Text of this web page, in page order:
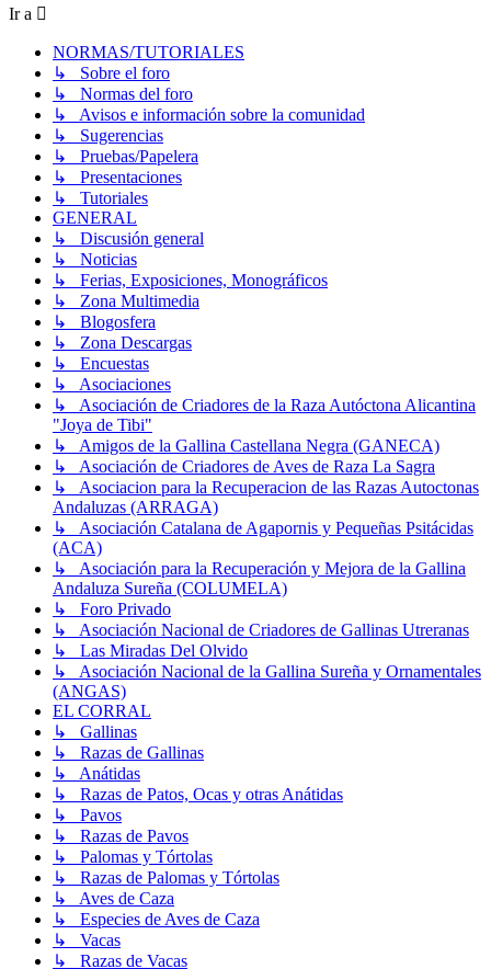
Ir a
NORMAS/TUTORIALES
↳ Sobre el foro
↳ Normas del foro
↳ Avisos e información sobre la comunidad
↳ Sugerencias
↳ Pruebas/Papelera
↳ Presentaciones
↳ Tutoriales
GENERAL
↳ Discusión general
↳ Noticias
↳ Ferias, Exposiciones, Monográficos
↳ Zona Multimedia
↳ Blogosfera
↳ Zona Descargas
↳ Encuestas
↳ Asociaciones
↳ Asociación de Criadores de la Raza Autóctona Alicantina
"Joya de Tibi"
↳ Amigos de la Gallina Castellana Negra (GANECA)
↳ Asociación de Criadores de Aves de Raza La Sagra
↳ Asociacion para la Recuperacion de las Razas Autoctonas
Andaluzas (ARRAGA)
↳ Asociación Catalana de Agapornis y Pequeñas Psitácidas
(ACA)
↳ Asociación para la Recuperación y Mejora de la Gallina
Andaluza Sureña (COLUMELA)
↳ Foro Privado
↳ Asociación Nacional de Criadores de Gallinas Utreranas
↳ Las Miradas Del Olvido
↳ Asociación Nacional de la Gallina Sureña y Ornamentales
(ANGAS)
EL CORRAL
↳ Gallinas
↳ Razas de Gallinas
↳ Anátidas
↳ Razas de Patos, Ocas y otras Anátidas
↳ Pavos
↳ Razas de Pavos
↳ Palomas y Tórtolas
↳ Razas de Palomas y Tórtolas
↳ Aves de Caza
↳ Especies de Aves de Caza
↳ Vacas
↳ Razas de Vacas